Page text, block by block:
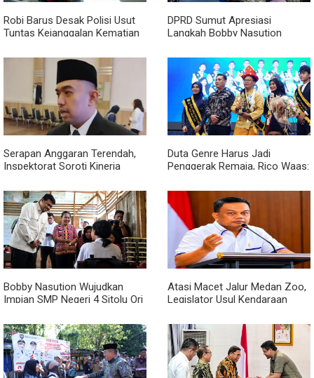
Robi Barus Desak Polisi Usut
Tuntas Kejanggalan Kematian
Minta Otopsi Ulang
DPRD Sumut Apresiasi
Langkah Bobby Nasution
Dinilai Percepat Pembangunan
Serapan Anggaran Terendah,
Inspektorat Soroti Kinerja
Duta Genre Harus Jadi
Penggerak Remaja, Rico Waas:
Acara
Bobby Nasution Wujudkan
Impian SMP Negeri 4 Sitolu Ori
Atasi Macet Jalur Medan Zoo,
Legislator Usul Kendaraan
Royal Sumatera